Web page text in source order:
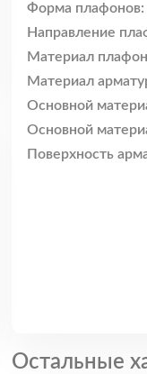
Форма плафонов:
Направление
Материал
Материал
Основной
Основной
Поверхность
Остальные